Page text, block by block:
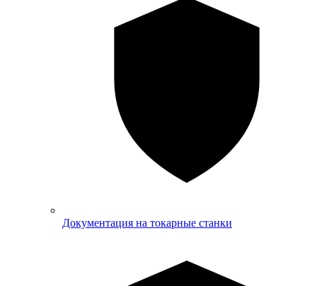
Документация на токарные станки